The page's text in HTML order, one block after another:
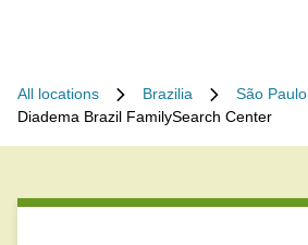
All locations Brazilia São Paulo
Diadema Brazil FamilySearch Center